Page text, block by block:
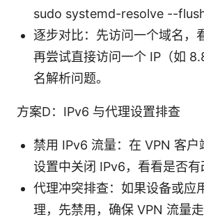
sudo systemd-resolve --
逐步对比：先访问一个域名，
再尝试直接访问一个 IP（如
名解析问题。
方案D：IPv6 与代理设置排查
禁用 IPv6 流量：在 VPN 客户
设置中关闭 IPv6，看看是否有
代理冲突排查：如果设备或应
理，先禁用，确保 VPN 流量走